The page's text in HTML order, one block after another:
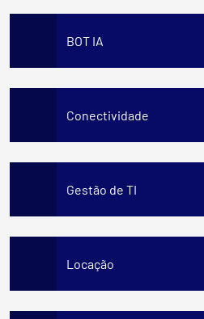
BOT IA
Conectividade
Gestão de TI
Locação